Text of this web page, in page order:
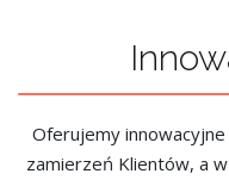
Oferujemy
zamierzeń Klientów, a